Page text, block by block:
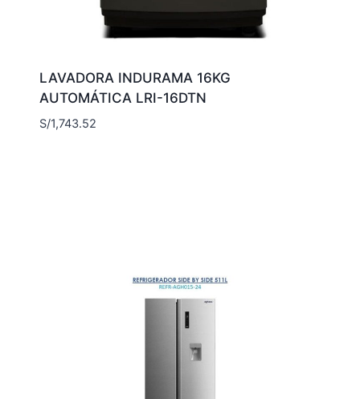
LAVADORA INDURAMA 16KG
AUTOMÁTICA LRI-16DTN
S/1,743.52